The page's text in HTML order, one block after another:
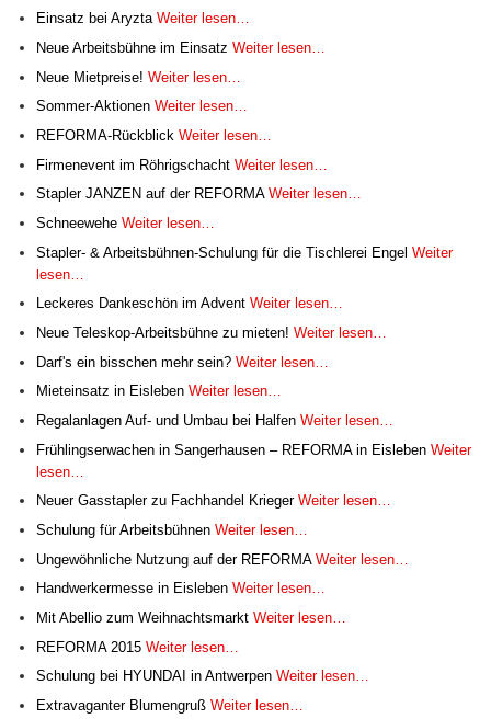
Einsatz bei Aryzta Weiter lesen…
Neue Arbeitsbühne im Einsatz Weiter lesen…
Neue Mietpreise! Weiter lesen…
Sommer-Aktionen Weiter lesen…
REFORMA-Rückblick Weiter lesen…
Firmenevent im Röhrigschacht Weiter lesen…
Stapler JANZEN auf der REFORMA Weiter lesen…
Schneewehe Weiter lesen…
Stapler- & Arbeitsbühnen-Schulung für die Tischlerei Engel Weiter
lesen…
Leckeres Dankeschön im Advent Weiter lesen…
Neue Teleskop-Arbeitsbühne zu mieten! Weiter lesen…
Darf's ein bisschen mehr sein? Weiter lesen…
Mieteinsatz in Eisleben Weiter lesen…
Regalanlagen Auf- und Umbau bei Halfen Weiter lesen…
Frühlingserwachen in Sangerhausen – REFORMA in Eisleben Weiter
lesen…
Neuer Gasstapler zu Fachhandel Krieger Weiter lesen…
Schulung für Arbeitsbühnen Weiter lesen…
Ungewöhnliche Nutzung auf der REFORMA Weiter lesen…
Handwerkermesse in Eisleben Weiter lesen…
Mit Abellio zum Weihnachtsmarkt Weiter lesen…
REFORMA 2015 Weiter lesen…
Schulung bei HYUNDAI in Antwerpen Weiter lesen…
Extravaganter Blumengruß Weiter lesen…